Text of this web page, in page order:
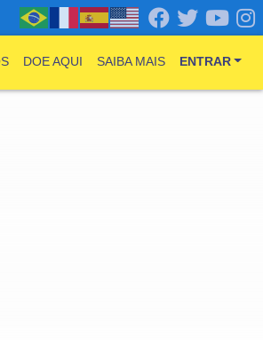
DOE AQUI SAIBA MAIS ENTRAR